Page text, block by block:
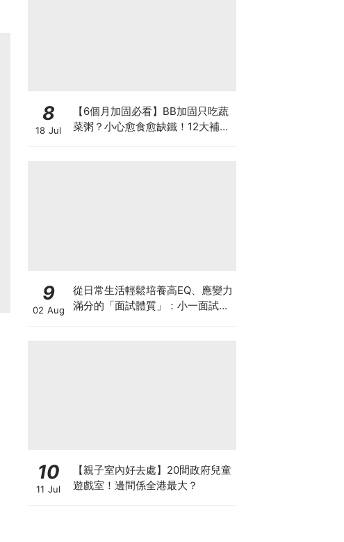
8
18 Jul
【6個月加固必看】BB加固只吃蔬
菜粥？小心愈食愈缺鐵！12大補鐵
9
02 Aug
從日常生活輕鬆培養高EQ、應變力
滿分的「面試體質」：小一面試最
10
11 Jul
【親子室內好去處】20間政府兒童
遊戲室！邊間係全港最大？